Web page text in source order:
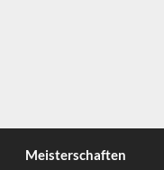
Meisterschaften